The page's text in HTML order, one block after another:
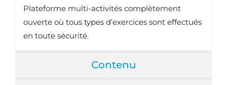
Plateforme multi-activités complètement
ouverte où tous types d’exercices sont effectués
en toute sécurité.
Contenu